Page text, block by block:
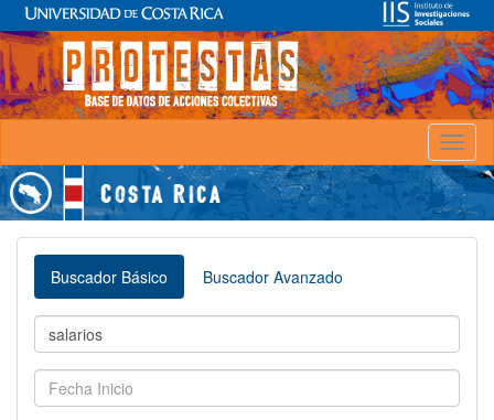
Buscador Básico Buscador Avanzado